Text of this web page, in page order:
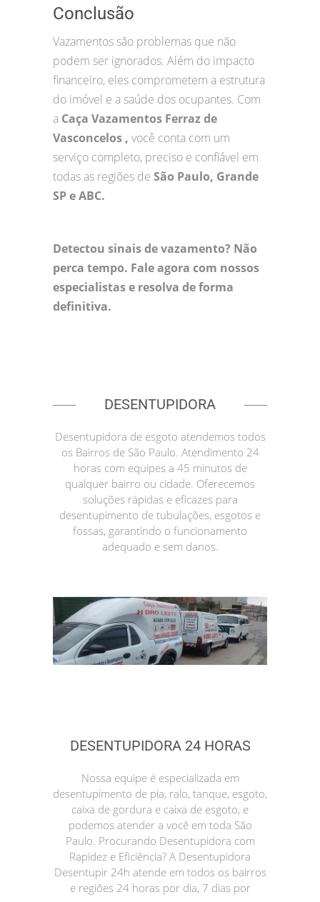
Conclusão
Vazamentos são problemas que não
podem ser ignorados. Além do impacto
financeiro, eles comprometem a estrutura
do imóvel e a saúde dos ocupantes. Com
a Caça Vazamentos Ferraz de
Vasconcelos , você conta com um
serviço completo, preciso e confiável em
todas as regiões de São Paulo, Grande
SP e ABC.
Detectou sinais de vazamento? Não
perca tempo. Fale agora com nossos
especialistas e resolva de forma
definitiva.
DESENTUPIDORA
Desentupidora de esgoto atendemos todos
os Bairros de São Paulo. Atendimento 24
horas com equipes a 45 minutos de
qualquer bairro ou cidade. Oferecemos
soluções rápidas e eficazes para
desentupimento de tubulações, esgotos e
fossas, garantindo o funcionamento
adequado e sem danos.
DESENTUPIDORA 24 HORAS
Nossa equipe é especializada em
desentupimento de pia, ralo, tanque, esgoto,
caixa de gordura e caixa de esgoto, e
podemos atender a você em toda São
Paulo. Procurando Desentupidora com
Rapidez e Eficiência? A Desentupidora
Desentupir 24h atende em todos os bairros
e regiões 24 horas por dia, 7 dias por